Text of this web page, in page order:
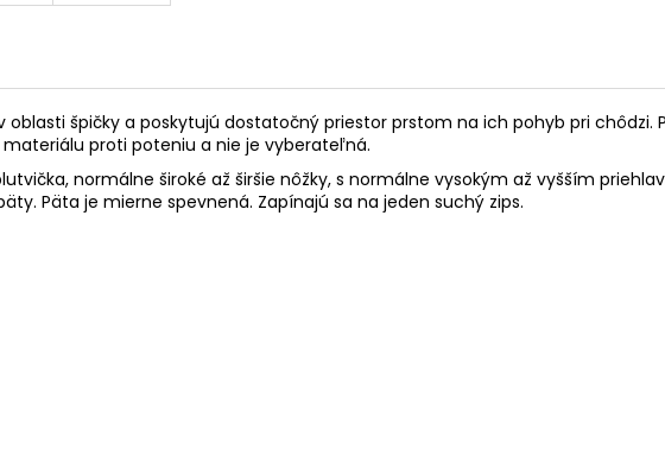
špičky a poskytujú dostatočný priestor prstom na ich pohyb pri chôdzi.
proti poteniu a nie je vyberateľná.
normálne široké až širšie nôžky, s normálne vysokým až vyšším
Päta je mierne spevnená. Zapínajú sa na jeden suchý zips.